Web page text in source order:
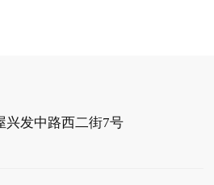
兴发中路西二街7号